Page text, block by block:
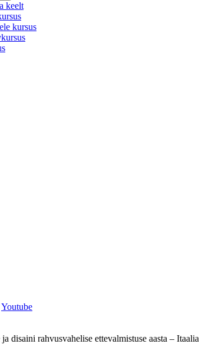
keelt
kursus
Youtube
disaini rahvusvahelise ettevalmistuse aasta – Itaalia